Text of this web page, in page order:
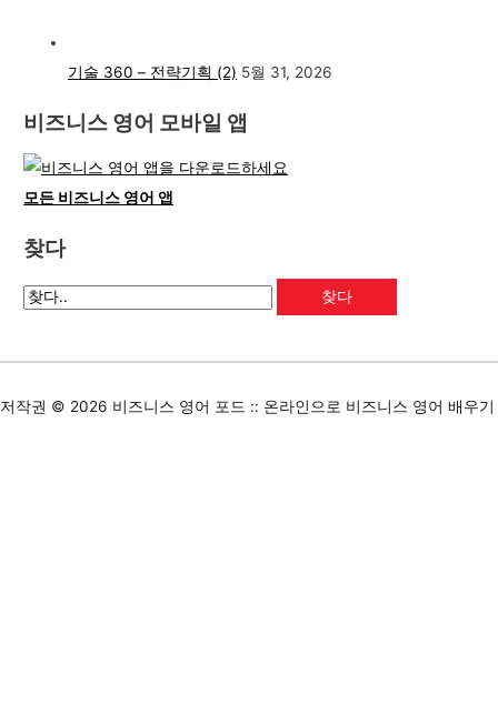
기술 360 – 전략기획 (2) 5월 31, 2026
비즈니스 영어 모바일 앱
모든 비즈니스 영어 앱
찾다
저작권 © 2026 비즈니스 영어 포드 :: 온라인으로 비즈니스 영어 배우기